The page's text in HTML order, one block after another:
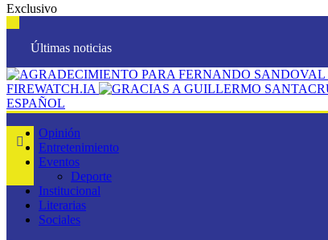
Exclusivo
Últimas noticias
FIREWATCH.IA
ESPAÑOL
Opinión
Entretenimiento
Eventos
Deporte
Institucional
Literarias
Sociales